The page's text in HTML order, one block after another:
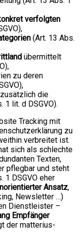
verfolgten
(Art. 13 Abs.
übermittelt
zu deren
die
1 lit. d DSGVO).
Tracking mit
zu
verbreitet ist.
sich als schlechte
Texten,
pflegbar und steht
1 DSGVO eher
Ansatz,
Newsletter …)
Dienstleister –
Empfänger
der matterius-